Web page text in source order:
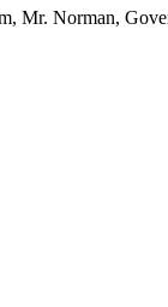
Mr. Norman,